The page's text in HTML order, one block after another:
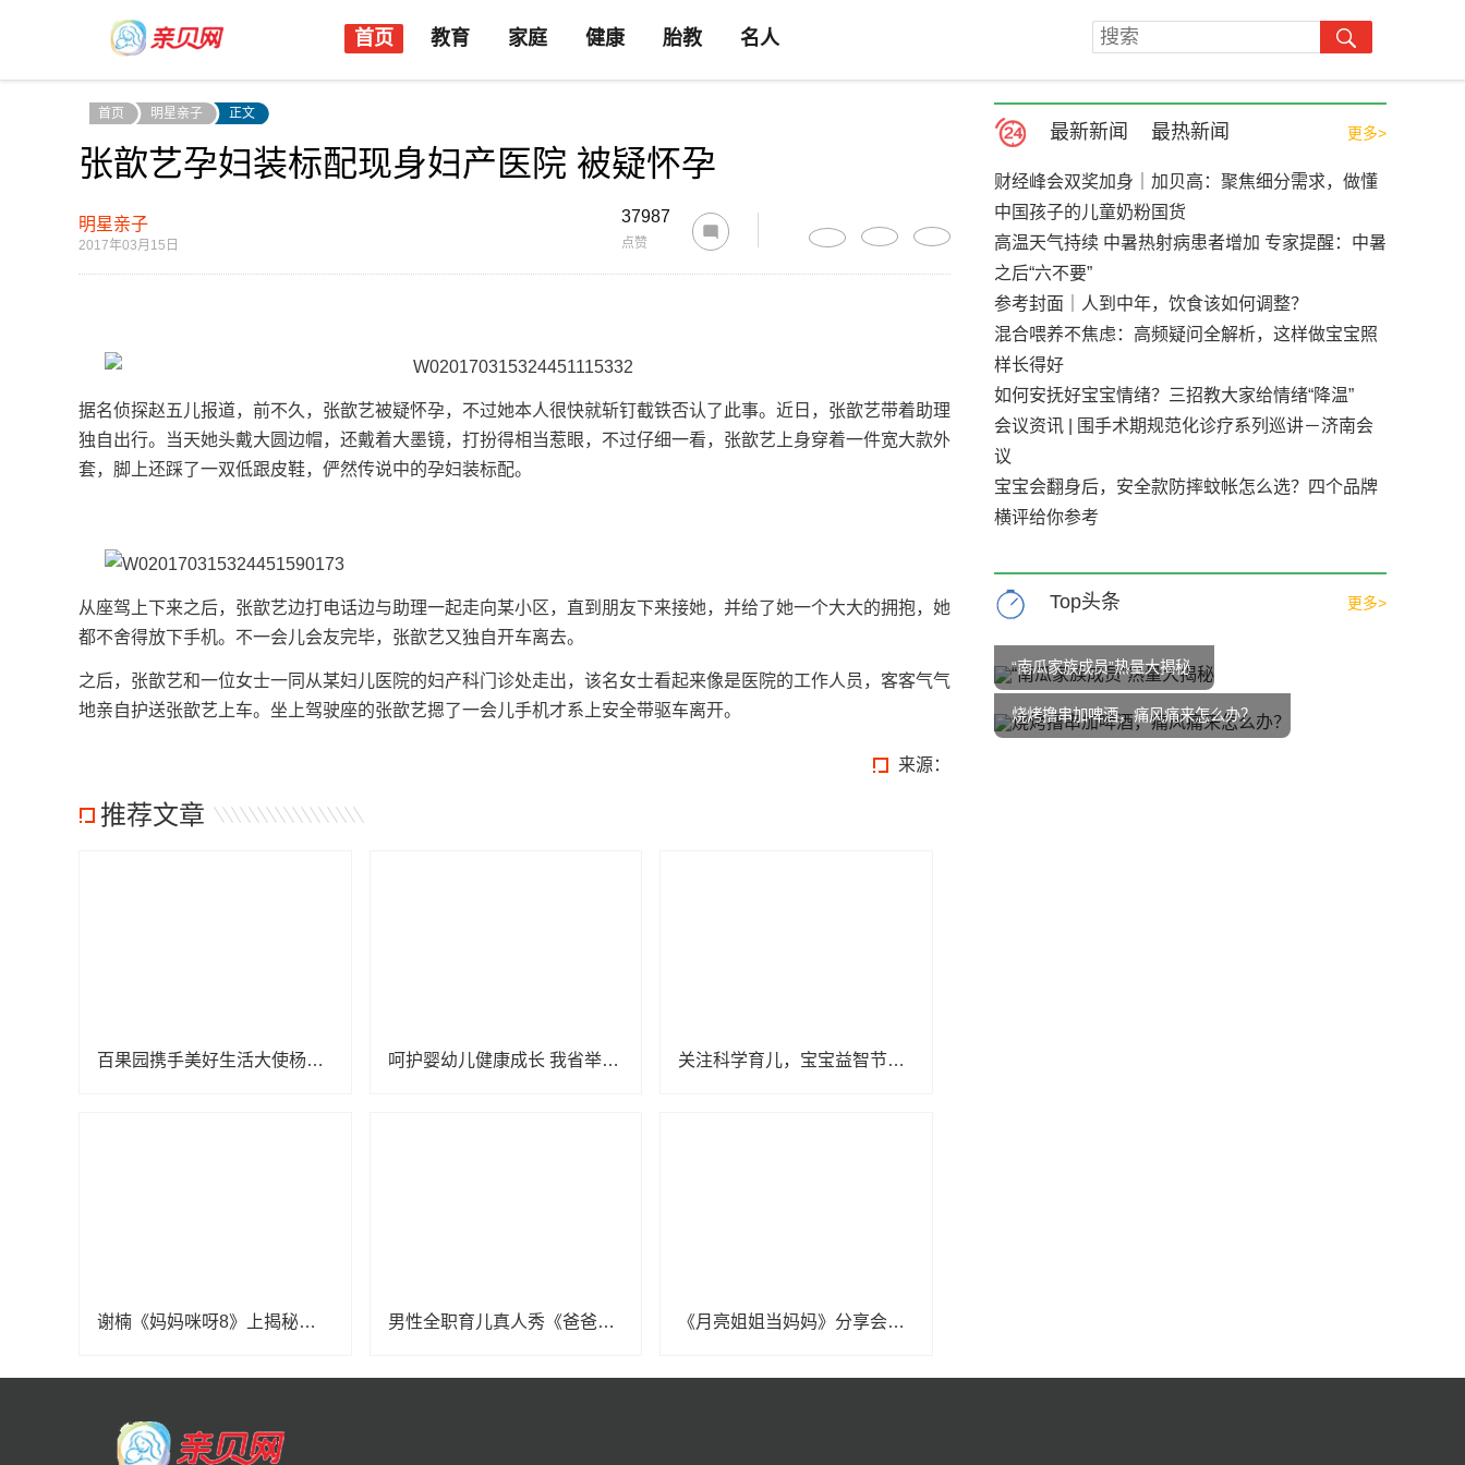
首页 教育 家庭 健康 胎教 名人
首页 明星亲子 正文
张歆艺孕妇装标配现身妇产医院 被疑怀孕
明星亲子
2017年03月15日
37987
点赞
据名侦探赵五儿报道，前不久，张歆艺被疑怀孕，不过她本人很快就斩钉截铁否认了此事。近日，张歆艺带着助理
独自出行。当天她头戴大圆边帽，还戴着大墨镜，打扮得相当惹眼，不过仔细一看，张歆艺上身穿着一件宽大款外
套，脚上还踩了一双低跟皮鞋，俨然传说中的孕妇装标配。
从座驾上下来之后，张歆艺边打电话边与助理一起走向某小区，直到朋友下来接她，并给了她一个大大的拥抱，她
都不舍得放下手机。不一会儿会友完毕，张歆艺又独自开车离去。
之后，张歆艺和一位女士一同从某妇儿医院的妇产科门诊处走出，该名女士看起来像是医院的工作人员，客客气气
地亲自护送张歆艺上车。坐上驾驶座的张歆艺摁了一会儿手机才系上安全带驱车离开。
来源：
推荐文章
百果园携手美好生活大使杨幂，关爱中国儿童少年基金会困境儿童 呵护婴幼儿健康成长 我省举办托育服务宣传活动 关注科学育儿，宝宝益智节目《528宝宝智趣欢乐汇》定档
谢楠《妈妈咪呀8》上揭秘吴京育儿必学项目，初代“香妃”唤醒追剧回忆 男性全职育儿真人秀《爸爸当家2》5月8日开播 《月亮姐姐当妈妈》分享会，月亮姐姐、凯叔、孙茜畅聊育儿心经
最新新闻 最热新闻 更多>
财经峰会双奖加身｜加贝高：聚焦细分需求，做懂
中国孩子的儿童奶粉国货
高温天气持续 中暑热射病患者增加 专家提醒：中暑
之后“六不要”
参考封面｜人到中年，饮食该如何调整？
混合喂养不焦虑：高频疑问全解析，这样做宝宝照
样长得好
如何安抚好宝宝情绪？三招教大家给情绪“降温”
会议资讯 | 围手术期规范化诊疗系列巡讲－济南会
议
宝宝会翻身后，安全款防摔蚊帐怎么选？四个品牌
横评给你参考
Top头条 更多>
“南瓜家族成员”热量大揭秘
烧烤撸串加啤酒，痛风痛来怎么办？